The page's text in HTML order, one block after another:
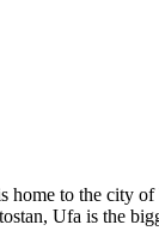
home to the city
Ufa is the